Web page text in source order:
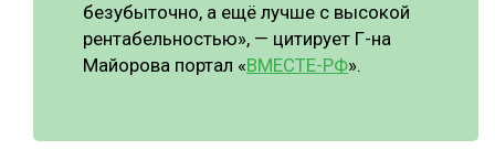
безубыточно, а ещё лучше с высокой
рентабельностью», — цитирует Г-на
Майорова портал «ВМЕСТЕ-РФ».